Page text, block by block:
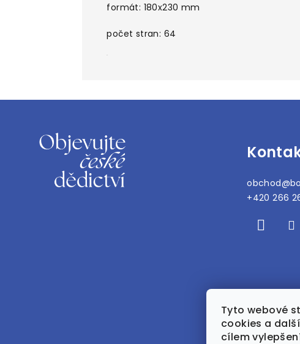
Tyto webové
cookies a
cílem
formát: 180x230 mm
počet stran: 64
obchod@
+420 266